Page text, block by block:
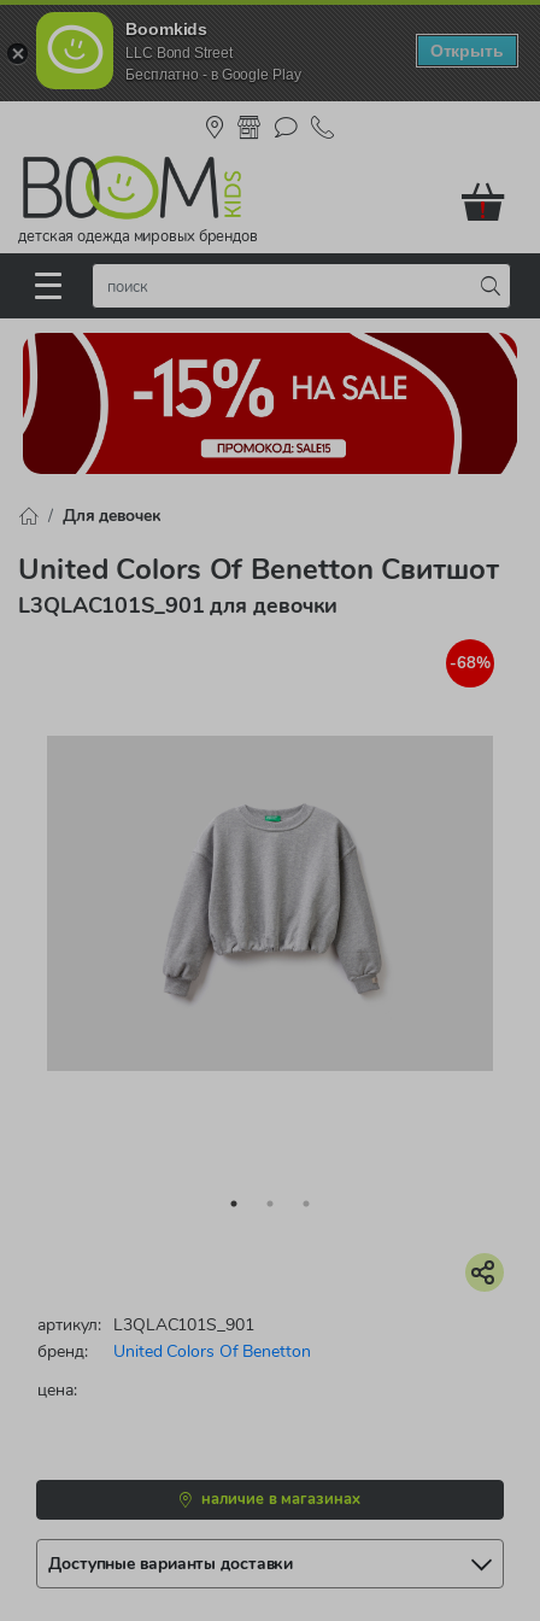
Boomkids
LLC Bond Street
Бесплатно - в Google Play
Открыть
детская одежда мировых брендов
!
Для девочек
United Colors Of Benetton Свитшот
L3QLAC101S_901 для девочки
-68%
артикул: L3QLAC101S_901
бренд:
United Colors Of Benetton
цена:
наличие в магазинах
Доступные варианты доставки